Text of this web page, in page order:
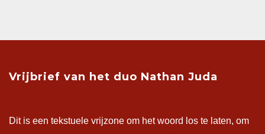
Vrijbrief van het duo Nathan Juda
Dit is een tekstuele vrijzone om het woord los te laten, om